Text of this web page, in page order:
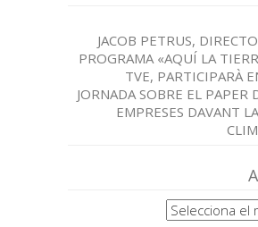
JACOB PETRUS,
PROGRAMA «AQUÍ LA
TVE, PARTICIPARÀ
JORNADA SOBRE EL PAPER
EMPRESES DAVANT
Arxius